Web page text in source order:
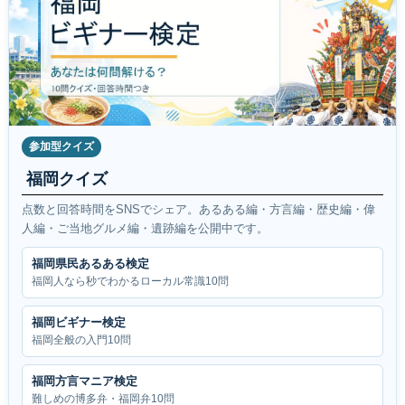
参加型クイズ
福岡クイズ
点数と回答時間をSNSでシェア。あるある編・方言編・歴史編・偉
人編・ご当地グルメ編・遺跡編を公開中です。
福岡県民あるある検定
福岡人なら秒でわかるローカル常識10問
福岡ビギナー検定
福岡全般の入門10問
福岡方言マニア検定
難しめの博多弁・福岡弁10問